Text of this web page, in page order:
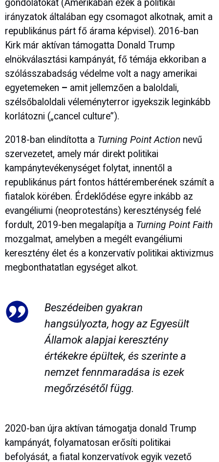
gondolatokat (Amerikában ezek a politikai
irányzatok általában egy csomagot alkotnak, amit a
republikánus párt fő árama képvisel). 2016-ban
Kirk már aktívan támogatta Donald Trump
elnökválasztási kampányát, fő témája ekkoriban a
szólásszabadság védelme volt a nagy amerikai
egyetemeken – amit jellemzően a baloldali,
szélsőbaloldali véleményterror igyekszik leginkább
korlátozni („cancel culture”).
2018-ban elindította a Turning Point Action nevű
szervezetet, amely már direkt politikai
kampánytevékenységet folytat, innentől a
republikánus párt fontos háttéremberének számít a
fiatalok körében. Érdeklődése egyre inkább az
evangéliumi (neoprotestáns) kereszténység felé
fordult, 2019-ben megalapítja a Turning Point Faith
mozgalmat, amelyben a megélt evangéliumi
keresztény élet és a konzervatív politikai aktivizmus
megbonthatatlan egységet alkot.
Beszédeiben gyakran
hangsúlyozta, hogy az Egyesült
Államok alapjai keresztény
értékekre épültek, és szerinte a
nemzet fennmaradása is ezek
megőrzésétől függ.
2020-ban újra aktívan támogatja donald Trump
kampányát, folyamatosan erősíti politikai
befolyását, a fiatal konzervatívok egyik vezető